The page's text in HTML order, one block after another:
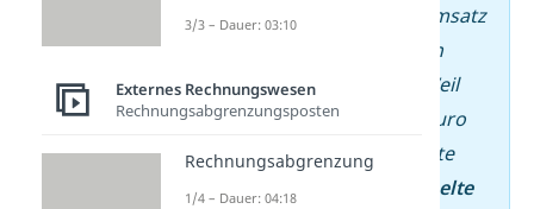
Doch jetzt hast du einen Umsatz
von 650.000 Euro und einen
Gewinn von85.000 Euro
. Weil
deinGewinnüber 80.000 Euro
ist, musst du für das nächste
Geschäftsjahr auf die
doppelte
3/3 – Dauer: 03:10
Externes Rechnungswesen
Rechnungsabgrenzungsposten
Rechnungsabgrenzung
1/4 – Dauer: 04:18